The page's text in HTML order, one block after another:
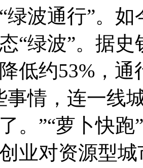
绿波通行”。
“绿波”。据
低约53%，
事情，连一线
。”“萝卜快
业对资源型